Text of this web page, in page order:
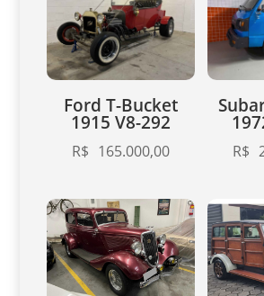
Ford T-Bucket
1915 V8-292
R$ 165.000,00 R$